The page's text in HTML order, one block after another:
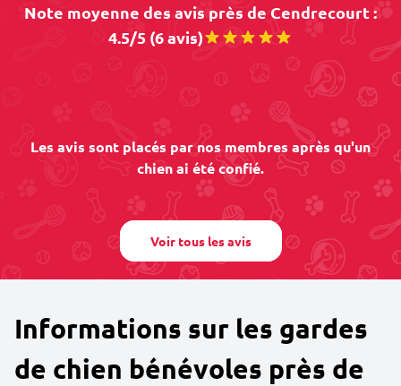
Note moyenne des avis près de Cendrecourt :
4.5/5 (6 avis)
Les avis sont placés par nos membres après qu'un
chien ai été confié.
Voir tous les avis
Informations sur les gardes
de chien bénévoles près de